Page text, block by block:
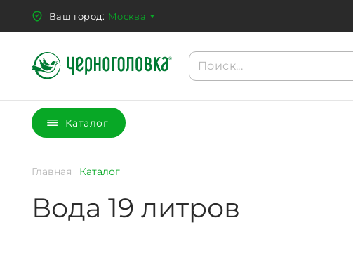
Ваш город: Москва
Каталог
Главная Каталог
Вода 19 литров